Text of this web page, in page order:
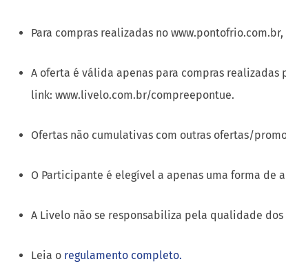
Para compras realizadas no
A oferta é válida apenas para compras
link: www.livelo.com.br/compreepontue.
Ofertas não cumulativas com outras ofertas/
O Participante é elegível a apenas uma forma de
A Livelo não se responsabiliza pela qualidade
Leia o regulamento completo.